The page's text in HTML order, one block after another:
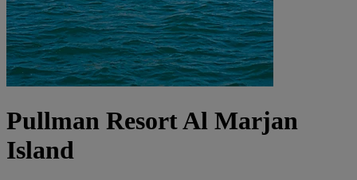
Pullman Resort Al Marjan
Island